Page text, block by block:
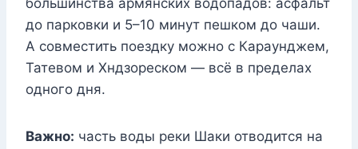
большинства армянских водопадов: асфальт
до парковки и 5–10 минут пешком до чаши.
А совместить поездку можно с Караунджем,
Татевом и Хндзореском — всё в пределах
одного дня.
Важно: часть воды реки Шаки отводится на